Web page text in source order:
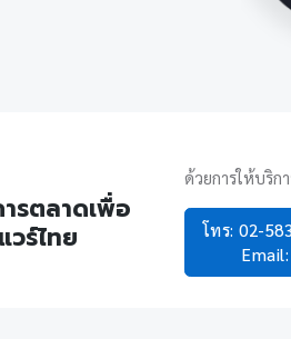
รตลาดเพื่อ
ร์ไทย
ด้วยการให้บริก
โทร: 02-